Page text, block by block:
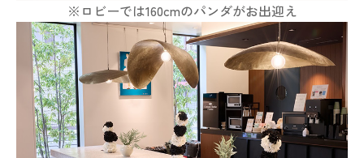
※ロビーでは160cmのパンダがお出迎え